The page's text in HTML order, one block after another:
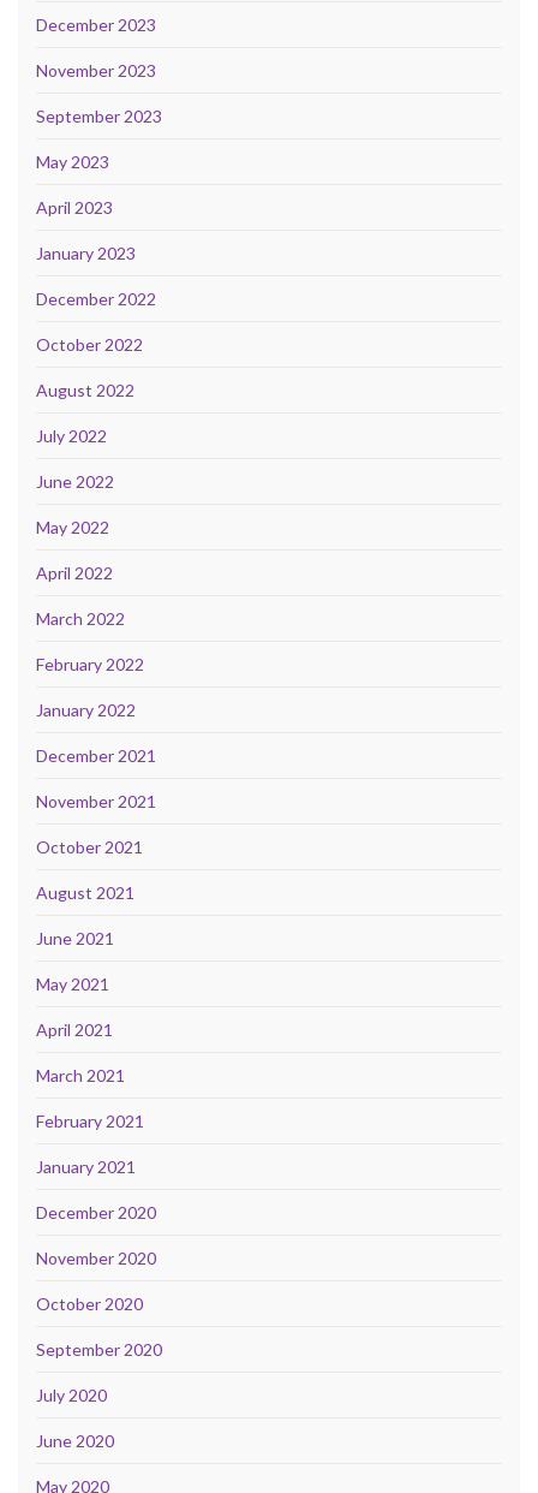
December 2023
November 2023
September 2023
May 2023
April 2023
January 2023
December 2022
October 2022
August 2022
July 2022
June 2022
May 2022
April 2022
March 2022
February 2022
January 2022
December 2021
November 2021
October 2021
August 2021
June 2021
May 2021
April 2021
March 2021
February 2021
January 2021
December 2020
November 2020
October 2020
September 2020
July 2020
June 2020
May 2020